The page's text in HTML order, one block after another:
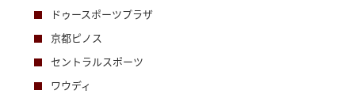
ドゥースポーツプラザ
京都ピノス
セントラルスポーツ
ワウディ